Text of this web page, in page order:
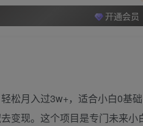
开通会员
松月入过3w+，适合小白0基
变现。这个项目是专门未来